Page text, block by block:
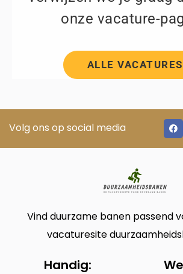
onze vacature-
ALLE VACATURES
Volg ons op social media
Vind duurzame banen passend
vacaturesite
Handig: